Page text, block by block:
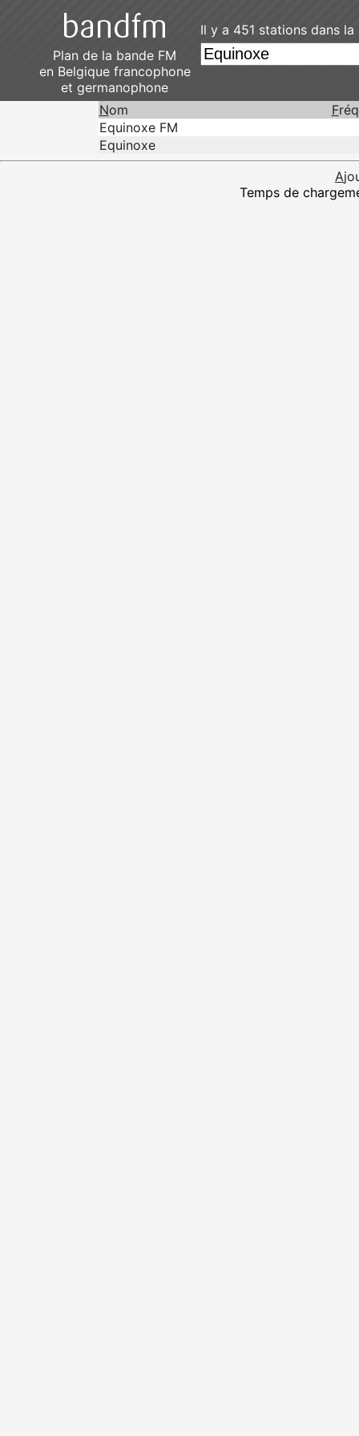
Plan de la bande FM
en Belgique francophone
et germanophone
Il y a 451 stations dans
Nom F
Equinoxe FM
Equinoxe
A
Temps de